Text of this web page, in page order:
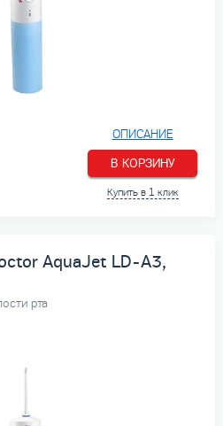
ОПИСАНИЕ
В КОРЗИНУ
Купить в 1 клик
AquaJet LD-A3,
рта